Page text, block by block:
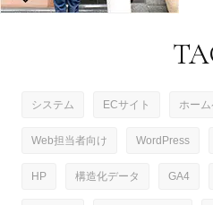
システム ECサイト ホー
Web担当者向け WordPress
HP 構造化データ GA4